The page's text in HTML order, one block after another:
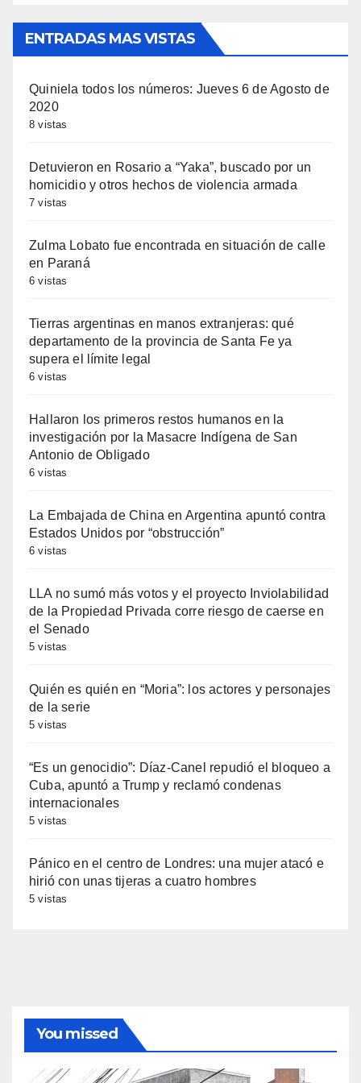
ENTRADAS MAS VISTAS
Quiniela todos los números: Jueves 6 de Agosto de
2020
8 vistas
Detuvieron en Rosario a “Yaka”, buscado por un
homicidio y otros hechos de violencia armada
7 vistas
Zulma Lobato fue encontrada en situación de calle
en Paraná
6 vistas
Tierras argentinas en manos extranjeras: qué
departamento de la provincia de Santa Fe ya
supera el límite legal
6 vistas
Hallaron los primeros restos humanos en la
investigación por la Masacre Indígena de San
Antonio de Obligado
6 vistas
La Embajada de China en Argentina apuntó contra
Estados Unidos por “obstrucción”
6 vistas
LLA no sumó más votos y el proyecto Inviolabilidad
de la Propiedad Privada corre riesgo de caerse en
el Senado
5 vistas
Quién es quién en “Moria”: los actores y personajes
de la serie
5 vistas
“Es un genocidio”: Díaz-Canel repudió el bloqueo a
Cuba, apuntó a Trump y reclamó condenas
internacionales
5 vistas
Pánico en el centro de Londres: una mujer atacó e
hirió con unas tijeras a cuatro hombres
5 vistas
You missed